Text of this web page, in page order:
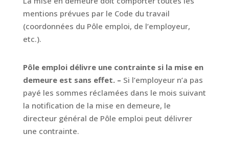
mentions prévues par le Code du travail
(coordonnées du Pôle emploi, de l’employeur,
etc.).
Pôle emploi délivre une contrainte si la mise en
demeure est sans effet. – Si l’employeur n’a pas
payé les sommes réclamées dans le mois suivant
la notification de la mise en demeure, le
directeur général de Pôle emploi peut délivrer
une contrainte.